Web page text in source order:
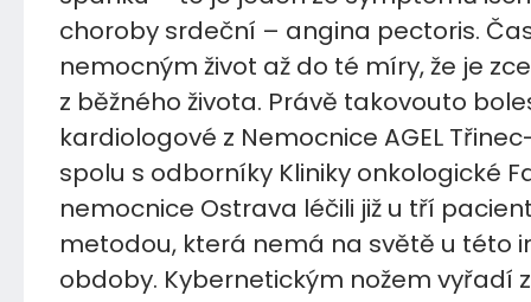
choroby srdeční – angina pectoris.
nemocným život až do té míry, že je
z běžného života. Právě takovouto
kardiologové z Nemocnice AGEL
spolu s odborníky Kliniky onkologické
nemocnice Ostrava léčili již u tří
metodou, která nemá na světě u této
obdoby. Kybernetickým nožem vyřadí